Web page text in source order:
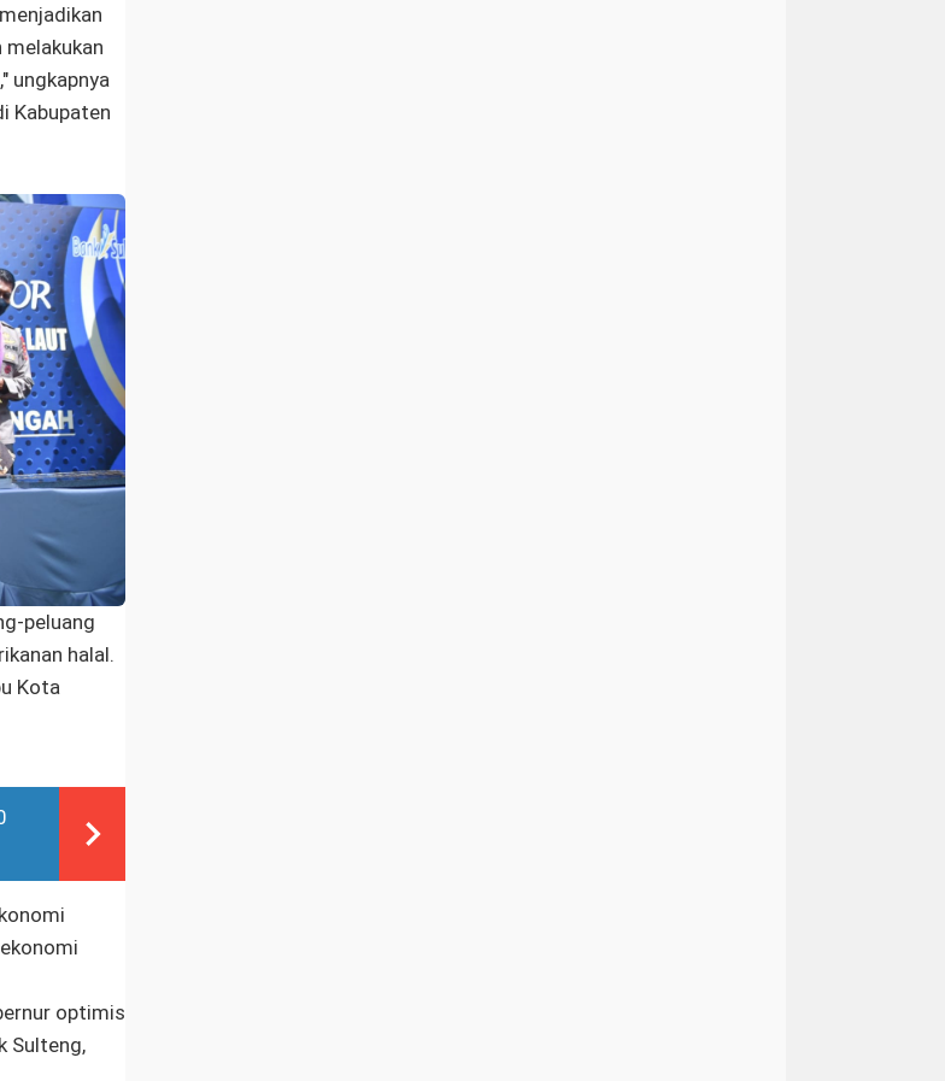
melakukan
ungkapnya
Kabupaten
peluang
halal.
Kota
optimis
Sulteng,